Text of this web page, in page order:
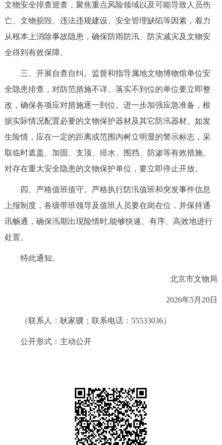
文物安全排查巡查，聚焦重点风险领域以及可能导致人员伤
亡、文物损毁、违法违规建设、安全管理缺陷等因素，着力
从根本上消除事故隐患，确保防雨防汛、防灾减灾及文物安
全得到有效保障。
三、开展自查自纠。监督和指导属地文物博物馆单位安
全隐患排查，对防范措施不详、落实不到位的单位要立即整
改，确保各项应对措施逐一到位。进一步加强应急准备，根
据实际情况配置必要的文物保护器材及其它防汛器材。如发
生险情，应在一定的距离或范围内树立明显的警示标志，采
取临时遮盖、加固、支顶、排水、围挡、防渗等有效措施。
对存在重大安全隐患的文物保护单位，要立即停止开放。
四、严格值班值守。严格执行防汛值班和突发事件信息
上报制度，各级带班领导及值班人员要在岗在位，并保持通
讯畅通，确保汛期出现险情时,能够快速、有序、高效地进行
处置。
特此通知。
北京市文物局
2026年5月20日
（联系人：耿家骥；联系电话：55533036）
公开形式：主动公开